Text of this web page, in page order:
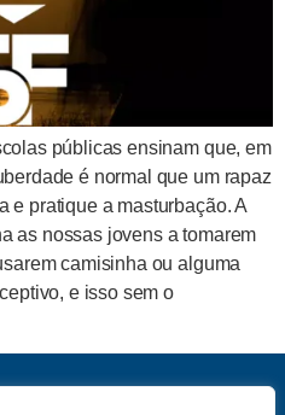
públicas ensinam que, em
é normal que um rapaz
e pratique a masturbação. A
as nossas jovens a tomarem
camisinha ou alguma
e isso sem o